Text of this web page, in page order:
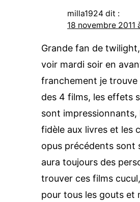
milla1924 dit :
18 novembre 2011
Grande fan de
voir mardi soir en
franchement je trouve
des 4 films, les effets
sont
fidèle aux livres et les
opus précédents sont
aura toujours des
trouver ces films
pour tous les gouts et